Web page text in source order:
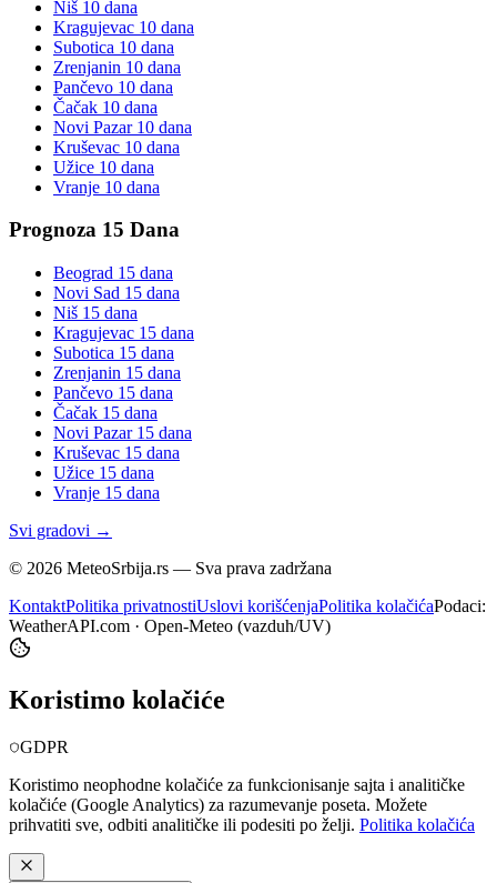
Niš 10 dana
Kragujevac 10 dana
Subotica 10 dana
Zrenjanin 10 dana
Pančevo 10 dana
Čačak 10 dana
Novi Pazar10 dana
Kruševac 10 dana
Užice 10 dana
Vranje 10 dana
Prognoza 15 Dana
Beograd 15 dana
Novi Sad 15 dana
Niš 15 dana
Kragujevac 15 dana
Subotica 15 dana
Zrenjanin 15 dana
Pančevo 15 dana
Čačak 15 dana
Novi Pazar15 dana
Kruševac 15 dana
Užice 15 dana
Vranje 15 dana
Svi gradovi →
© 2026 MeteoSrbija.rs — Sva prava zadržana
KontaktPolitika privatnostiUslovi korišćenjaPolitika kolačićaPodaci:
WeatherAPI.com · Open-Meteo (vazduh/UV)
Koristimo kolačiće
GDPR
Koristimo neophodne kolačiće za funkcionisanje sajta i analitičke
kolačiće (Google Analytics) za razumevanje poseta. Možete
prihvatiti sve, odbiti analitičke ili podesiti po želji. Politika kolačića